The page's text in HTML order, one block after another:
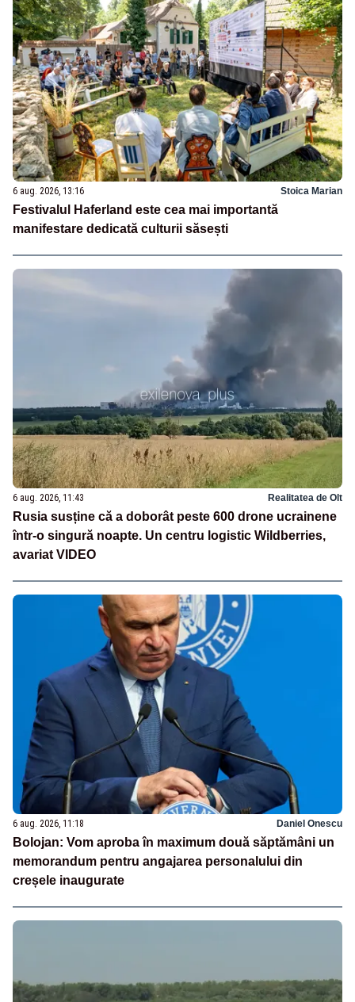
6 aug. 2026, 13:16 Stoica Marian
Festivalul Haferland este cea mai importantă
manifestare dedicată culturii săsești
6 aug. 2026, 11:43 Realitatea de Olt
Rusia susține că a doborât peste 600 drone ucrainene
într-o singură noapte. Un centru logistic Wildberries,
avariat VIDEO
6 aug. 2026, 11:18 Daniel Onescu
Bolojan: Vom aproba în maximum două săptămâni un
memorandum pentru angajarea personalului din
creșele inaugurate